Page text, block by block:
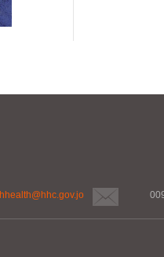
hhealth@hhc.gov.jo